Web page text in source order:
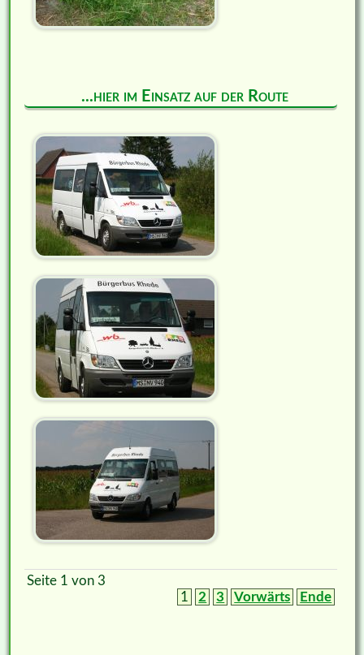
...hier im Einsatz auf der Route
Seite 1 von 3
1
2 3 Vorwärts Ende